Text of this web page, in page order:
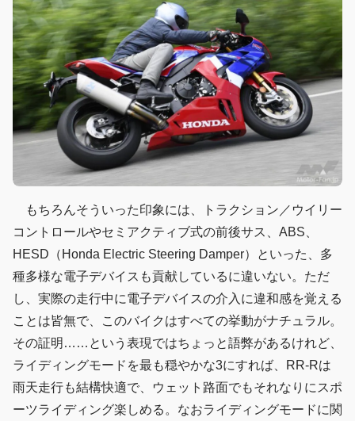
もちろんそういった印象には、トラクション／ウイリー
コントロールやセミアクティブ式の前後サス、ABS、
HESD（Honda Electric Steering Damper）といった、多
種多様な電子デバイスも貢献しているに違いない。ただ
し、実際の走行中に電子デバイスの介入に違和感を覚える
ことは皆無で、このバイクはすべての挙動がナチュラル。
その証明……という表現ではちょっと語弊があるけれど、
ライディングモードを最も穏やかな3にすれば、RR-Rは
雨天走行も結構快適で、ウェット路面でもそれなりにスポ
ーツライディング楽しめる。なおライディングモードに関